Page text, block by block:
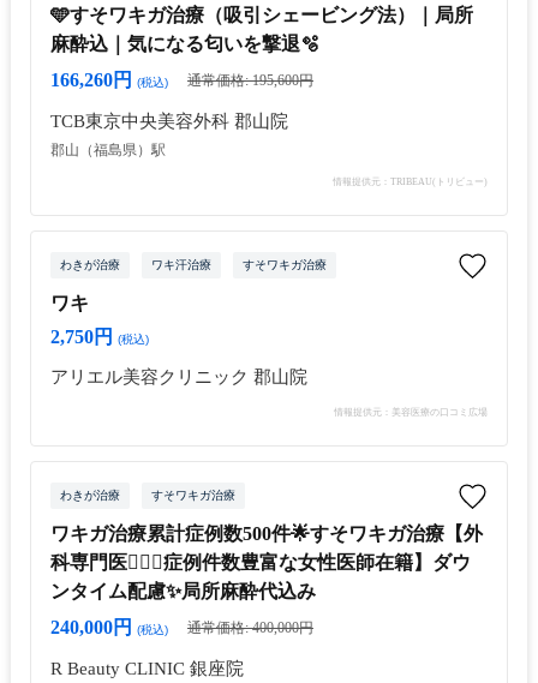
🩵すそワキガ治療（吸引シェービング法）｜局所
麻酔込｜気になる匂いを撃退🫧
166,260円
(税込) 通常価格: 195,600円
TCB東京中央美容外科 郡山院
郡山（福島県）駅
情報提供元：TRIBEAU(トリビュー)
わきが治療 ワキ汗治療 すそワキガ治療
ワキ
2,750円
(税込)
アリエル美容クリニック 郡山院
情報提供元：美容医療の口コミ広場
わきが治療 すそワキガ治療
ワキガ治療累計症例数500件🌟すそワキガ治療【外
科専門医👩🏻‍⚕️症例件数豊富な女性医師在籍】ダウ
ンタイム配慮✨局所麻酔代込み
240,000円
(税込) 通常価格: 400,000円
R Beauty CLINIC 銀座院